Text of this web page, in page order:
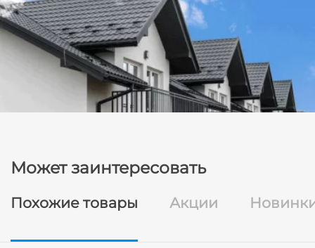
Может заинтересовать
Похожие товары Акции